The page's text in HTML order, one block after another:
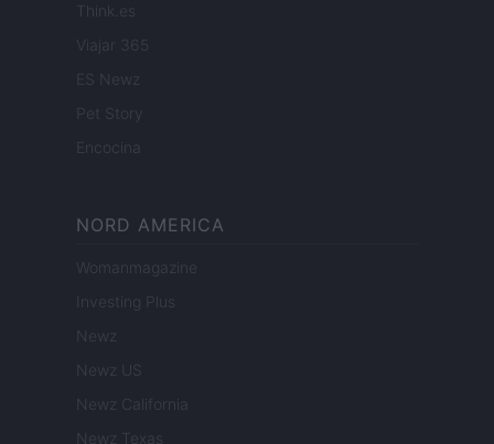
Think.es
Viajar 365
ES Newz
Pet Story
Encocina
NORD AMERICA
Womanmagazine
Investing Plus
Newz
Newz US
Newz California
Newz Texas